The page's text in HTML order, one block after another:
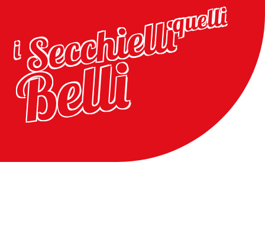
iSecchielliquelli
Belli